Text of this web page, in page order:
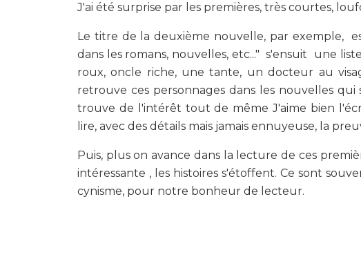
J'ai été surprise par les premières, très courtes,
Le titre de la deuxième nouvelle, par exemple,
dans les romans, nouvelles, etc..." s'ensuit une
roux, oncle riche, une tante, un docteur au
retrouve ces personnages dans les nouvelles
trouve de l'intérêt tout de même J'aime bien
lire, avec des détails mais jamais ennuyeuse, la
Puis, plus on avance dans la lecture de ces
intéressante , les histoires s'étoffent. Ce sont
cynisme, pour notre bonheur de lecteur.